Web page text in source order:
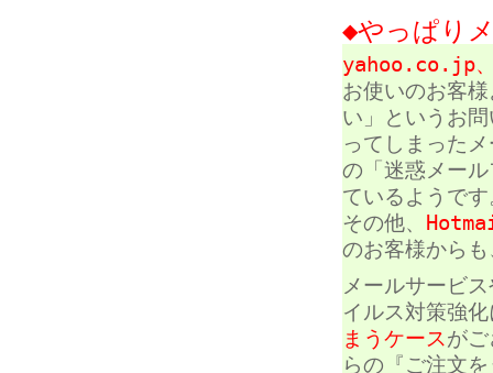
◆やっぱり
yahoo.co.jp
お使いのお客
い」というお
ってしまった
の「迷惑メー
ているようです
その他、
のお客様から
メールサービ
イルス対策強
まうケースが
らの『ご注文